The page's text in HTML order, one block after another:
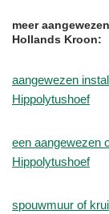
meer
Hollands Kroon:
aangewezen
Hippolytushoef
een aangewezen
Hippolytushoef
spouwmuur of